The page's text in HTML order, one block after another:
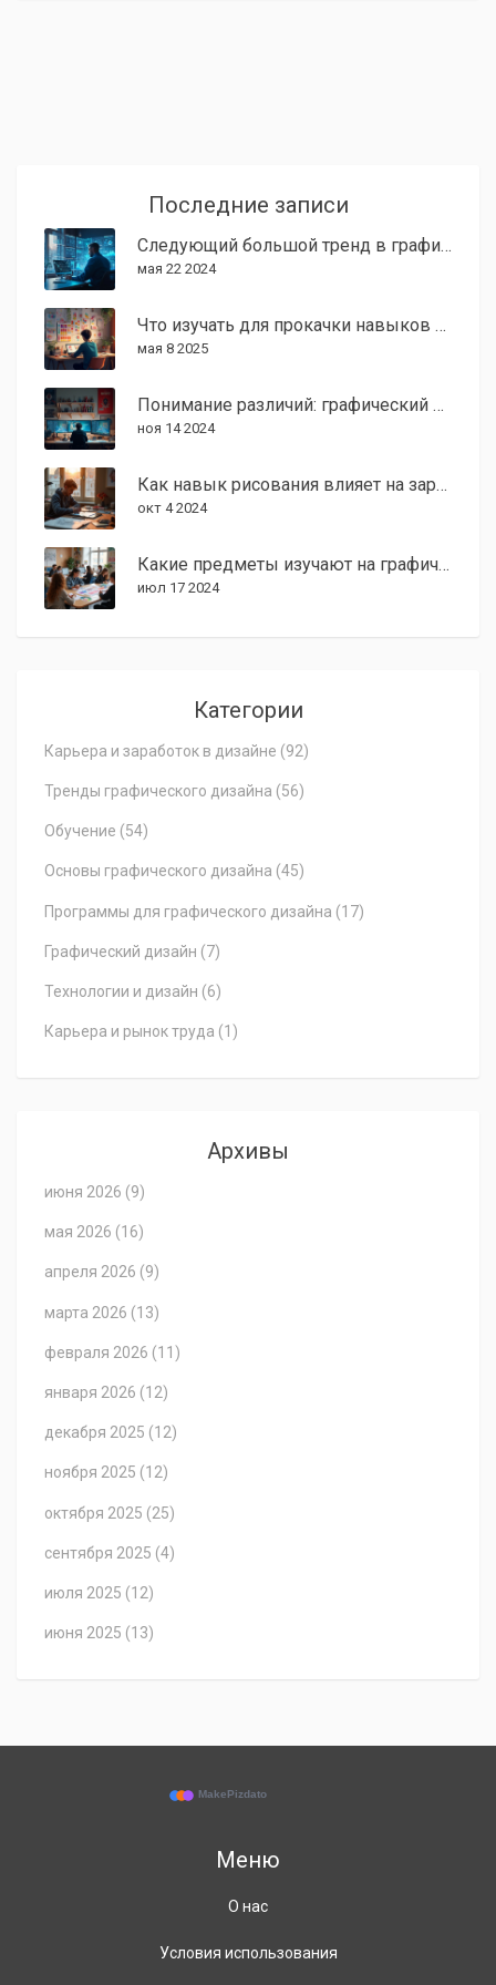
Последние записи
Следующий большой тренд в графическом дизайне
мая 22 2024
Что изучать для прокачки навыков графического дизайна
мая 8 2025
Понимание различий: графический дизайн и Photoshop
ноя 14 2024
Как навык рисования влияет на заработок в графическом дизайне
окт 4 2024
Какие предметы изучают на графический дизайн в 2024
июл 17 2024
Категории
Карьера и заработок в дизайне (92)
Тренды графического дизайна (56)
Обучение (54)
Основы графического дизайна (45)
Программы для графического дизайна (17)
Графический дизайн (7)
Технологии и дизайн (6)
Карьера и рынок труда (1)
Архивы
июня 2026 (9)
мая 2026 (16)
апреля 2026 (9)
марта 2026 (13)
февраля 2026 (11)
января 2026 (12)
декабря 2025 (12)
ноября 2025 (12)
октября 2025 (25)
сентября 2025 (4)
июля 2025 (12)
июня 2025 (13)
Меню
О нас
Условия использования